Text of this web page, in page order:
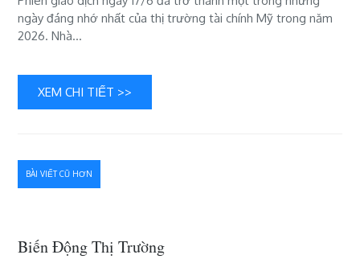
tháo,
còn
ngày đáng nhớ nhất của thị trường tài chính Mỹ trong năm
2026. Nhà…
XEM CHI TIẾT >>
Điều
bài
BÀI VIẾT CŨ HƠN
Biến Động Thị Trường